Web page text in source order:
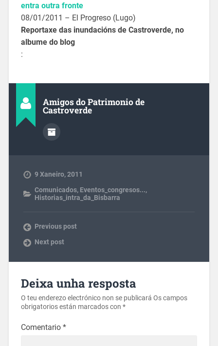
entra outra fronte
08/01/2011 – El Progreso (Lugo)
Reportaxe das inundacións de Castroverde, no
albume do blog
:
Amigos do Patrimonio de
Castroverde
9 Xaneiro, 2011
Comunicados, Eventos_congresos...,
Historias_intra_da_Bisbarra
Previous post
Next post
Deixa unha resposta
O teu enderezo electrónico non se publicará Os campos
obrigatorios están marcados con *
Comentario *